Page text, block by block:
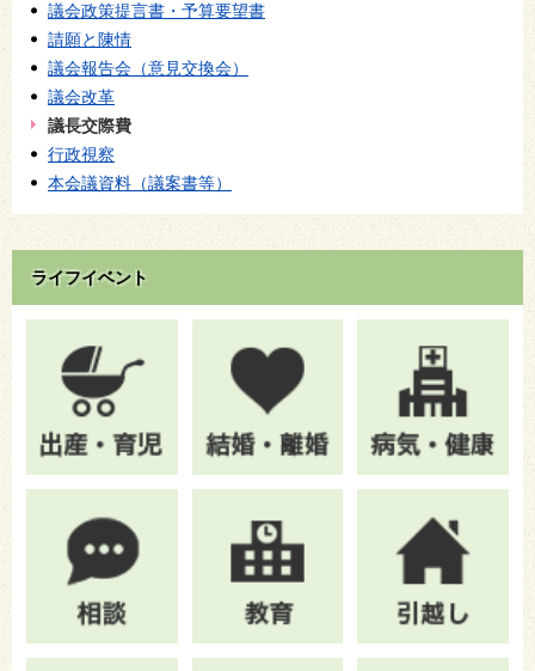
議会政策提言書・予算要望書
請願と陳情
議会報告会（意見交換会）
議会改革
議長交際費
行政視察
本会議資料（議案書等）
ライフイベント